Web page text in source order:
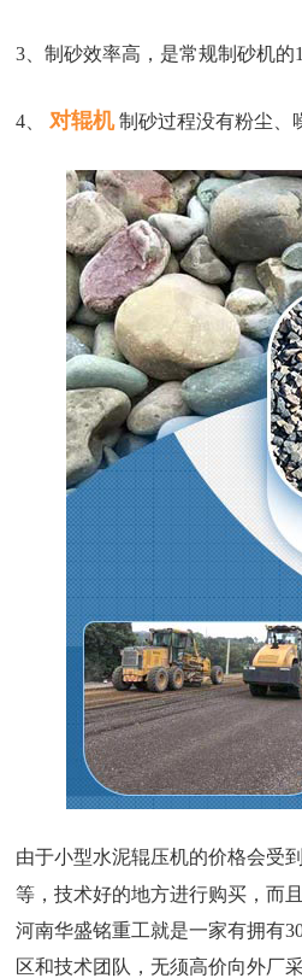
3、制砂效率高，是常规制砂机的
4、 对辊机 制砂过程没有粉尘、
由于小型水泥辊压机的价格会受
等，技术好的地方进行购买，而
河南华盛铭重工就是一家有拥有
区和技术团队，无须高价向外厂